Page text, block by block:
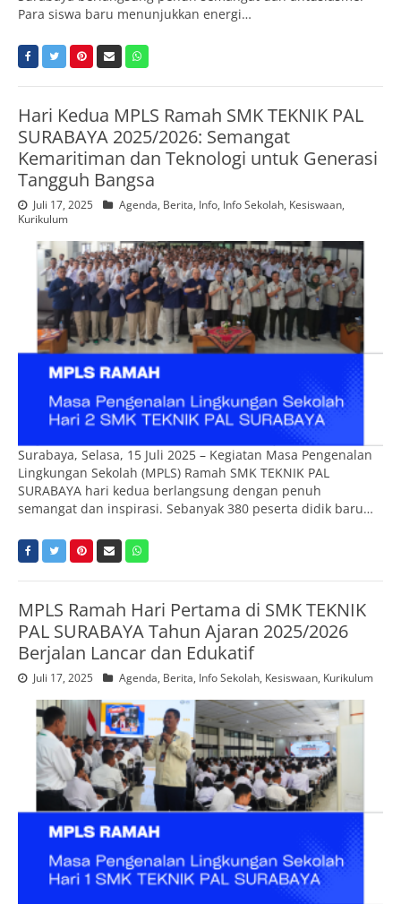
Para siswa baru menunjukkan energi…
Hari Kedua MPLS Ramah SMK TEKNIK PAL
SURABAYA 2025/2026: Semangat
Kemaritiman dan Teknologi untuk Generasi
Tangguh Bangsa
Juli 17, 2025 Agenda, Berita, Info, Info Sekolah, Kesiswaan,
Kurikulum
Surabaya, Selasa, 15 Juli 2025 – Kegiatan Masa Pengenalan
Lingkungan Sekolah (MPLS) Ramah SMK TEKNIK PAL
SURABAYA hari kedua berlangsung dengan penuh
semangat dan inspirasi. Sebanyak 380 peserta didik baru…
MPLS Ramah Hari Pertama di SMK TEKNIK
PAL SURABAYA Tahun Ajaran 2025/2026
Berjalan Lancar dan Edukatif
Juli 17, 2025 Agenda, Berita, Info Sekolah, Kesiswaan, Kurikulum